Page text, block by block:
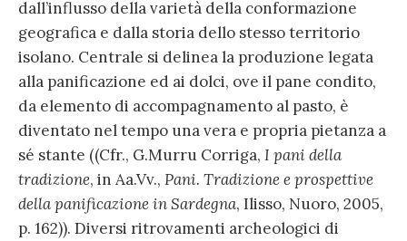
dall’influsso della varietà della conformazione
geografica e dalla storia dello stesso territorio
isolano. Centrale si delinea la produzione legata
alla panificazione ed ai dolci, ove il pane condito,
da elemento di accompagnamento al pasto, è
diventato nel tempo una vera e propria pietanza a
sé stante ((Cfr., G.Murru Corriga, I pani della
tradizione, in Aa.Vv., Pani. Tradizione e prospettive
della panificazione in Sardegna, Ilisso, Nuoro, 2005,
p. 162)). Diversi ritrovamenti archeologici di